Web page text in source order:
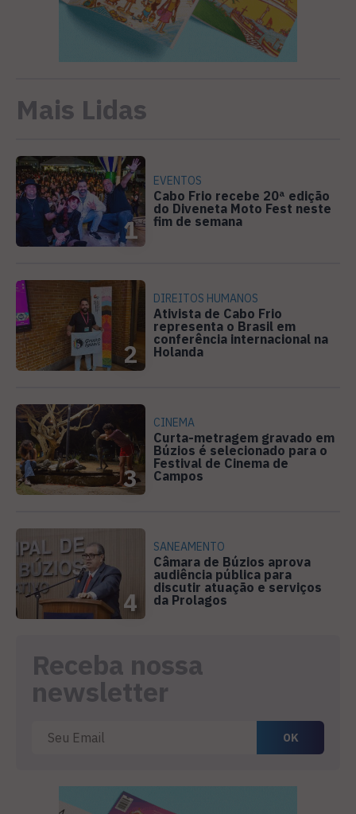
Mais Lidas
1
EVENTOS
Cabo Frio recebe 20ª edição
do Diveneta Moto Fest neste
fim de semana
2
DIREITOS HUMANOS
Ativista de Cabo Frio
representa o Brasil em
conferência internacional na
Holanda
3
CINEMA
Curta-metragem gravado em
Búzios é selecionado para o
Festival de Cinema de
Campos
4
SANEAMENTO
Câmara de Búzios aprova
audiência pública para
discutir atuação e serviços
da Prolagos
Receba nossa
newsletter